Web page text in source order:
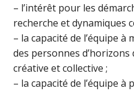
– l’intérêt pour les
recherche et dynamiques
– la capacité de l’équipe
des personnes
créative et collective ;
– la capacité de l’équipe